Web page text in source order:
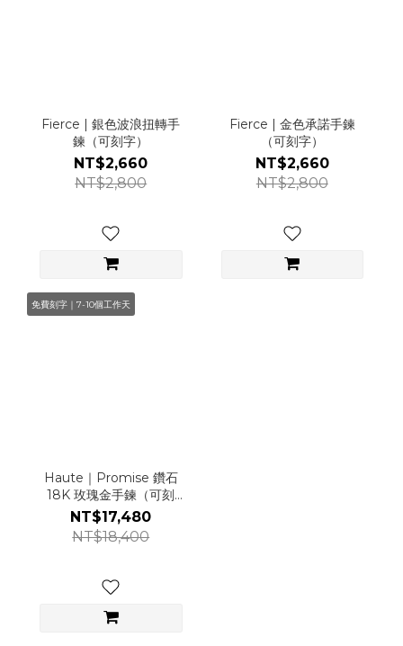
Fierce | 銀色波浪扭轉手
鍊（可刻字）
NT$2,660
NT$2,800
Fierce | 金色承諾手鍊
（可刻字）
NT$2,660
NT$2,800
免費刻字｜7-10個工作天
Haute｜Promise 鑽石
18K 玫瑰金手鍊（可刻
字）
NT$17,480
NT$18,400